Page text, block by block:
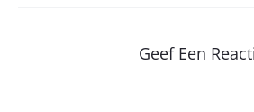
Geef Een